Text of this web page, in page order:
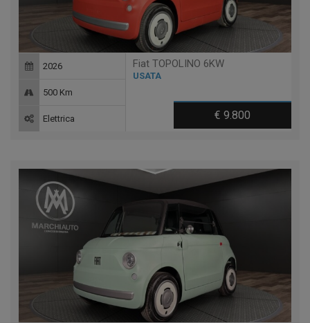
Fiat TOPOLINO 6KW
USATA
€ 9.800
2026
500 Km
Elettrica